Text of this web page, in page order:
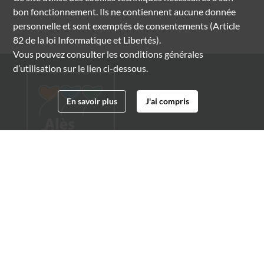
bon fonctionnement. Ils ne contiennent aucune donnée
personnelle et sont exemptés de consentements (Article
82 de la loi Informatique et Libertés).
Vous pouvez consulter les conditions générales
d’utilisation sur le lien ci-dessous.
En savoir plus J'ai compris